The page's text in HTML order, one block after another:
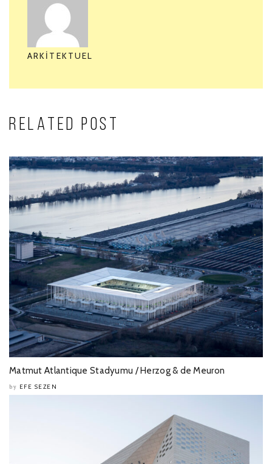
ARKITEKTUEL
RELATED POST
Matmut Atlantique Stadyumu / Herzog & de Meuron
by EFE SEZEN